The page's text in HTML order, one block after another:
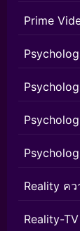
Prime
Reality คว
Reality-TV